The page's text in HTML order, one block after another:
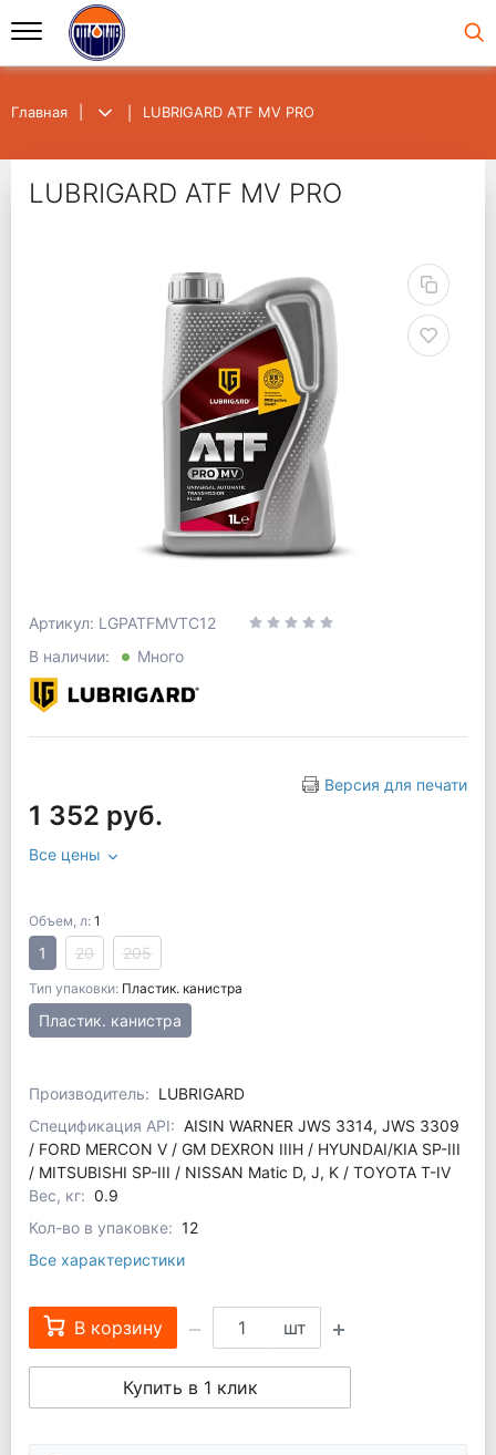
Главная LUBRIGARD ATF MV PRO
LUBRIGARD ATF MV PRO
Артикул: LGPATFMVTC12
В наличии:
Много
Версия для печати
1 352 руб.
Все цены
Объем, л: 1
1 20 205
Тип упаковки: Пластик. канистра
Пластик. канистра
Производитель: LUBRIGARD
Спецификация API: AISIN WARNER JWS 3314, JWS 3309
/ FORD MERCON V / GM DEXRON IIIH / HYUNDAI/KIA SP-III
/ MITSUBISHI SP-III / NISSAN Matic D, J, K / TOYOTA T-IV
Вес, кг: 0.9
Кол-во в упаковке: 12
Все характеристики
В корзину шт
Купить в 1 клик